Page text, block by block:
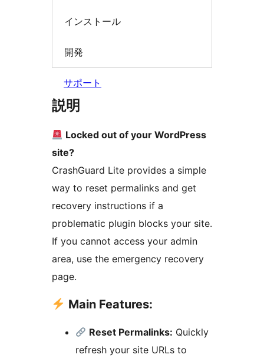
インストール
開発
サポート
説明
Locked out of your WordPress
site?
CrashGuard Lite provides a simple
way to reset permalinks and get
recovery instructions if a
problematic plugin blocks your site.
If you cannot access your admin
area, use the emergency recovery
page.
Main Features:
Reset Permalinks: Quickly
refresh your site URLs to